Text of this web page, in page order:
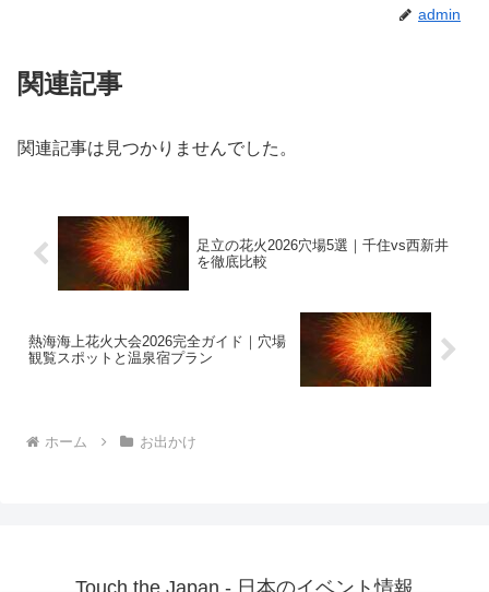
admin
関連記事
関連記事は見つかりませんでした。
足立の花火2026穴場5選｜千住vs西新井
を徹底比較
熱海海上花火大会2026完全ガイド｜穴場
観覧スポットと温泉宿プラン
ホーム お出かけ